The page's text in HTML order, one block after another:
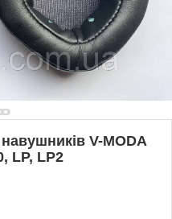
V-MODA
LP, LP2